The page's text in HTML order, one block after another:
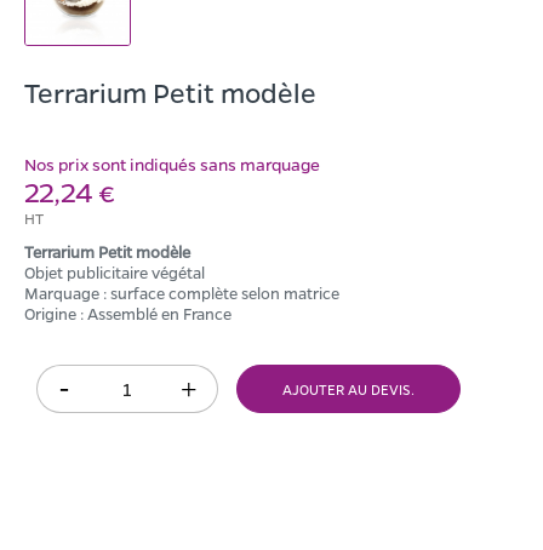
Terrarium Petit modèle
Nos prix sont indiqués sans marquage
22,24 €
HT
Terrarium Petit modèle
Objet publicitaire végétal
Marquage : surface complète selon matrice
Origine : Assemblé en France
AJOUTER AU DEVIS.